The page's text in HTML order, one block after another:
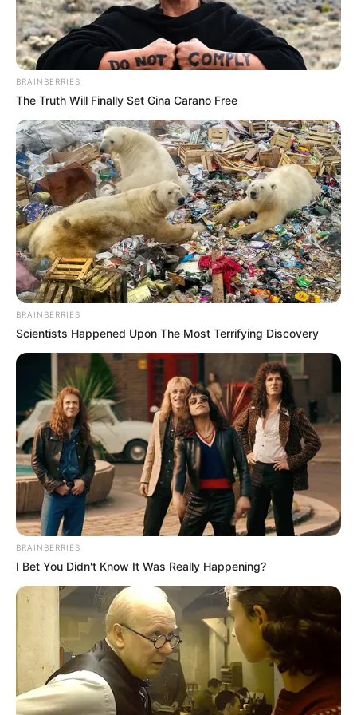
FILM
Sinopsis Anna, Aksi Seorang
BRAINBERRIES
The Truth Will Finally Set Gina Carano Free
BRAINBERRIES
Scientists Happened Upon The Most Terrifying Discovery
BRAINBERRIES
I Bet You Didn't Know It Was Really Happening?